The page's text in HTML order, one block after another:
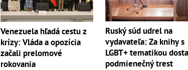
Venezuela hľadá cestu z
krízy: Vláda a opozícia
začali prelomové
rokovania
Ruský súd udrel na
vydavateľa: Za knihy s
LGBT+ tematikou
podmienečný trest